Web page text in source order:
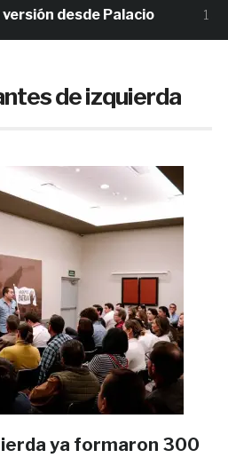
desde Palacio 1
de izquierda
ya formaron 300